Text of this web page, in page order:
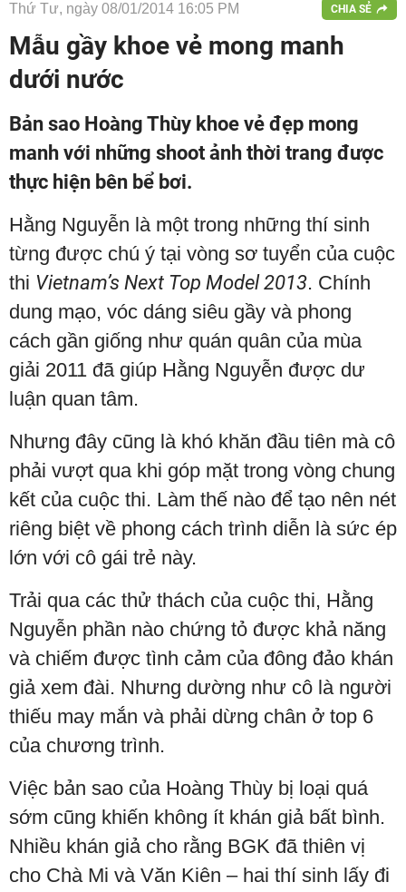
Thứ Tư, ngày 08/01/2014 16:05 PM CHIA SẺ
Mẫu gầy khoe vẻ mong manh
dưới nước
Bản sao Hoàng Thùy khoe vẻ đẹp mong
manh với những shoot ảnh thời trang được
thực hiện bên bể bơi.
Hằng Nguyễn là một trong những thí sinh
từng được chú ý tại vòng sơ tuyển của cuộc
thi Vietnam’s Next Top Model 2013. Chính
dung mạo, vóc dáng siêu gầy và phong
cách gần giống như quán quân của mùa
giải 2011 đã giúp Hằng Nguyễn được dư
luận quan tâm.
Nhưng đây cũng là khó khăn đầu tiên mà cô
phải vượt qua khi góp mặt trong vòng chung
kết của cuộc thi. Làm thế nào để tạo nên nét
riêng biệt về phong cách trình diễn là sức ép
lớn với cô gái trẻ này.
Trải qua các thử thách của cuộc thi, Hằng
Nguyễn phần nào chứng tỏ được khả năng
và chiếm được tình cảm của đông đảo khán
giả xem đài. Nhưng dường như cô là người
thiếu may mắn và phải dừng chân ở top 6
của chương trình.
Việc bản sao của Hoàng Thùy bị loại quá
sớm cũng khiến không ít khán giả bất bình.
Nhiều khán giả cho rằng BGK đã thiên vị
cho Chà Mi và Văn Kiên – hai thí sinh lấy đi